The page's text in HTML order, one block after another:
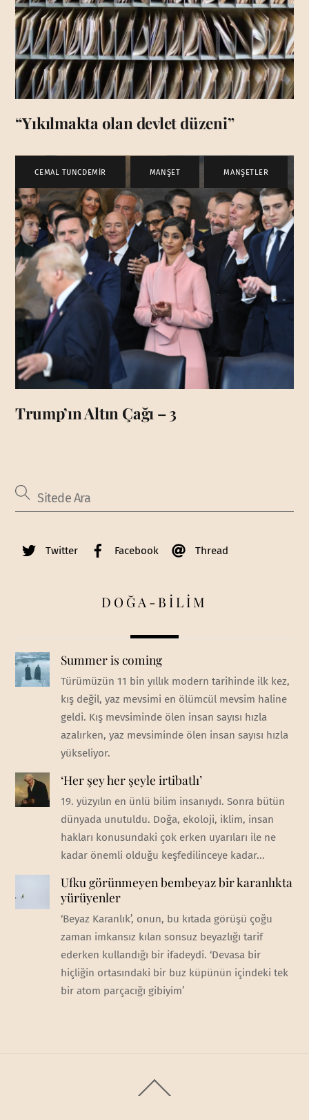
“Yıkılmakta olan devlet düzeni”
CEMAL TUNCDEMİR MANŞET MANŞETLER
Trump’ın Altın Çağı – 3
Twitter Facebook Thread
DOĞA-BİLİM
Summer is coming
Türümüzün 11 bin yıllık modern tarihinde ilk kez,
kış değil, yaz mevsimi en ölümcül mevsim haline
geldi. Kış mevsiminde ölen insan sayısı hızla
azalırken, yaz mevsiminde ölen insan sayısı hızla
yükseliyor.
‘Her şey her şeyle irtibatlı’
19. yüzyılın en ünlü bilim insanıydı. Sonra bütün
dünyada unutuldu. Doğa, ekoloji, iklim, insan
hakları konusundaki çok erken uyarıları ile ne
kadar önemli olduğu keşfedilinceye kadar...
Ufku görünmeyen bembeyaz bir karanlıkta
yürüyenler
‘Beyaz Karanlık’, onun, bu kıtada görüşü çoğu
zaman imkansız kılan sonsuz beyazlığı tarif
ederken kullandığı bir ifadeydi. ‘Devasa bir
hiçliğin ortasındaki bir buz küpünün içindeki tek
bir atom parçacığı gibiyim’
To